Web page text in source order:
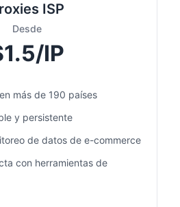
ISP
Desde
IP
más de 190 países
y persistente
de datos de e-commerce
con herramientas de